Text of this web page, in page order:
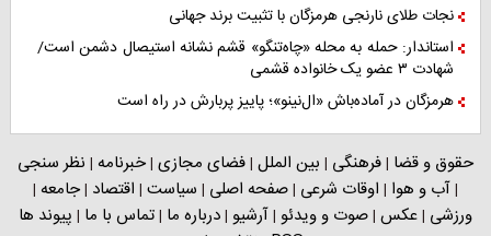
نجات طلای نارنجی هرمزگان با تثبیت برند جهانی
استاندار: حمله به محله «چاه‌تنگو» قشم نشانه استیصال دشمن است/
شهادت ۳ عضو یک خانواده قشمی
هرمزگان در آماده‌باش «ال‌نینو»؛ پاییز پربارش در راه است
حقوق و قضا |فرهنگی | بین الملل |فضای مجازی |خبرنامه | نظر سنجی
|آب و هوا | اوقات شرعی |صفحه اصلی | سیاست | اقتصاد |جامعه |
ورزشی |عکس |صوت و ویدئو |آرشیو |درباره ما |تماس با ما | پیوند ها